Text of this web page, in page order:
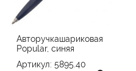
Авторучкашариковая
Popular, синяя
Артикул: 5895.40